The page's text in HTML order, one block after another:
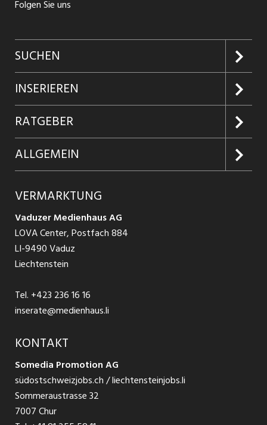
Folgen Sie uns
SUCHEN
Jobs suchen
Jobabo
Firmen entdecken
Jobs in Graubünden
Jobs in St. Gallen
Jobs in Glarus
Jobs in der Südostschweiz
Temporär Jobs
Teilzeit Jobs
Praktikum
INSERIEREN
Kundenlogin
Inserieren
Produkte
Schnittstelle
RATGEBER
Glossar
Ratgeber Bewerbung / Rekrutierung
ALLGEMEIN
AGB
Datenschutzbestimmungen
Nutzungsbedingungen
Impressum
VERMARKTUNG
Vaduzer Medienhaus AG
LOVA Center, Postfach 884
LI-9490 Vaduz
Liechtenstein
Tel. +423 236 16 16
inserate@medienhaus.li
KONTAKT
Somedia Promotion AG
südostschweizjobs.ch / liechtensteinjobs.li
Sommeraustrasse 32
7007 Chur